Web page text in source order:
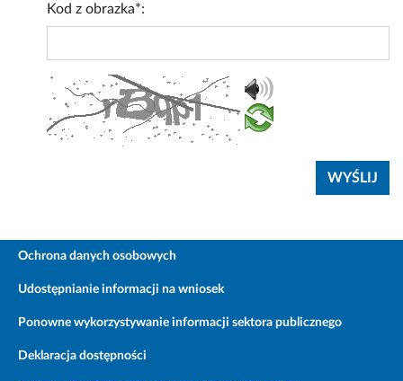
Kod z obrazka*:
Ochrona danych osobowych
Udostępnianie informacji na wniosek
Ponowne wykorzystywanie informacji sektora publicznego
Deklaracja dostępności